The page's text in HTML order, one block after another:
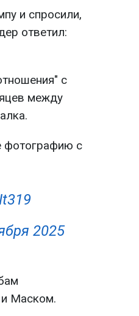
и спросили,
ответил:
с
между
фотографию с
2025
Маском.